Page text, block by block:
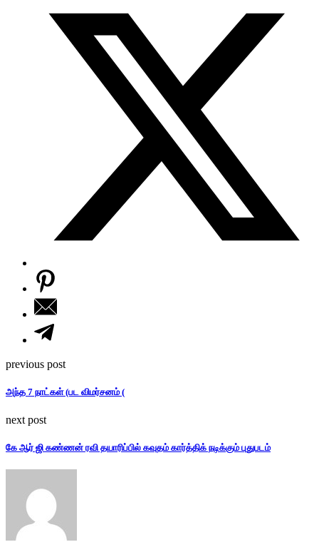
previous post
அந்த 7 நாட்கள் (பட விமர்சனம் (
next post
கே ஆர் ஜி கண்ணன் ரவி தயாரிப்பில் கவுதம் கார்த்திக் நடிக்கும் புதுபடம்